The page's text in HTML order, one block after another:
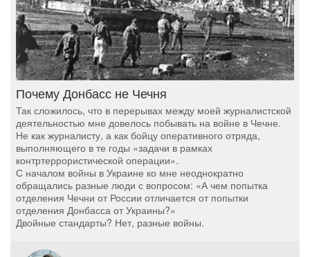
Почему Донбасс не Чечня
Так сложилось, что в перерывах между моей журналистской
деятельностью мне довелось побывать на войне в Чечне.
Не как журналисту, а как бойцу оперативного отряда,
выполняющего в те годы «задачи в рамках
контртеррористической операции».
С началом войны в Украине ко мне неоднократно
обращались разные люди с вопросом: «А чем попытка
отделения Чечни от России отличается от попытки
отделения Донбасса от Украины?»
Двойные стандарты? Нет, разные войны.